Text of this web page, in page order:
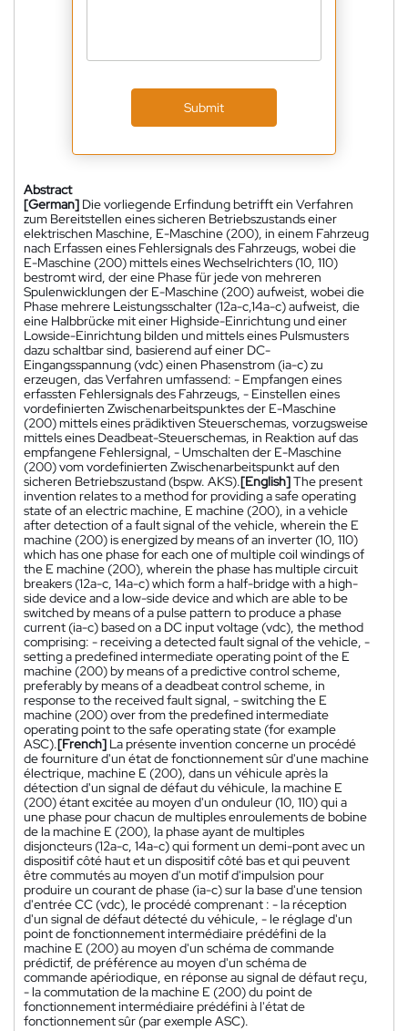
Submit
Abstract
[German] Die vorliegende Erfindung betrifft ein Verfahren
zum Bereitstellen eines sicheren Betriebszustands einer
elektrischen Maschine, E-Maschine (200), in einem Fahrzeug
nach Erfassen eines Fehlersignals des Fahrzeugs, wobei die
E-Maschine (200) mittels eines Wechselrichters (10, 110)
bestromt wird, der eine Phase für jede von mehreren
Spulenwicklungen der E-Maschine (200) aufweist, wobei die
Phase mehrere Leistungsschalter (12a-c,14a-c) aufweist, die
eine Halbbrücke mit einer Highside-Einrichtung und einer
Lowside-Einrichtung bilden und mittels eines Pulsmusters
dazu schaltbar sind, basierend auf einer DC-
Eingangsspannung (vdc) einen Phasenstrom (ia-c) zu
erzeugen, das Verfahren umfassend: - Empfangen eines
erfassten Fehlersignals des Fahrzeugs, - Einstellen eines
vordefinierten Zwischenarbeitspunktes der E-Maschine
(200) mittels eines prädiktiven Steuerschemas, vorzugsweise
mittels eines Deadbeat-Steuerschemas, in Reaktion auf das
empfangene Fehlersignal, - Umschalten der E-Maschine
(200) vom vordefinierten Zwischenarbeitspunkt auf den
sicheren Betriebszustand (bspw. AKS).[English]The present
invention relates to a method for providing a safe operating
state of an electric machine, E machine (200), in a vehicle
after detection of a fault signal of the vehicle, wherein the E
machine (200) is energized by means of an inverter (10, 110)
which has one phase for each one of multiple coil windings of
the E machine (200), wherein the phase has multiple circuit
breakers (12a-c, 14a-c) which form a half-bridge with a high-
side device and a low-side device and which are able to be
switched by means of a pulse pattern to produce a phase
current (ia-c) based on a DC input voltage (vdc), the method
comprising: - receiving a detected fault signal of the vehicle, -
setting a predefined intermediate operating point of the E
machine (200) by means of a predictive control scheme,
preferably by means of a deadbeat control scheme, in
response to the received fault signal, - switching the E
machine (200) over from the predefined intermediate
operating point to the safe operating state (for example
ASC).[French] La présente invention concerne un procédé
de fourniture d'un état de fonctionnement sûr d'une machine
électrique, machine E (200), dans un véhicule après la
détection d'un signal de défaut du véhicule, la machine E
(200) étant excitée au moyen d'un onduleur (10, 110) qui a
une phase pour chacun de multiples enroulements de bobine
de la machine E (200), la phase ayant de multiples
disjoncteurs (12a-c, 14a-c) qui forment un demi-pont avec un
dispositif côté haut et un dispositif côté bas et qui peuvent
être commutés au moyen d'un motif d'impulsion pour
produire un courant de phase (ia-c) sur la base d'une tension
d'entrée CC (vdc), le procédé comprenant : - la réception
d'un signal de défaut détecté du véhicule, - le réglage d'un
point de fonctionnement intermédiaire prédéfini de la
machine E (200) au moyen d'un schéma de commande
prédictif, de préférence au moyen d'un schéma de
commande apériodique, en réponse au signal de défaut reçu,
- la commutation de la machine E (200) du point de
fonctionnement intermédiaire prédéfini à l'état de
fonctionnement sûr (par exemple ASC).